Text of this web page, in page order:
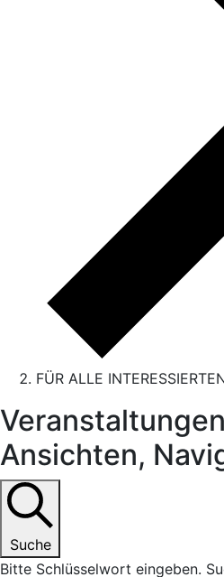
FÜR ALLE
Veranstaltungen
Ansichten,
Suche
Bitte Schlüsselwort eingeben.